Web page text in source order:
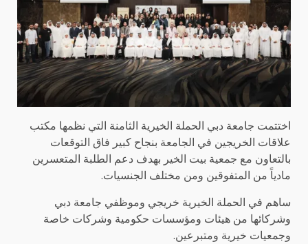
اختتمت جامعة دبي الحملة الخيرية الثامنة التي نظمها مكتب
علاقات الخريجين في الجامعة بنجاح كبير فاق التوقعات
بالتعاون مع جمعية بيت الخير بهدف دعم الطلبة المتعسرين
مادياً من المتفوقين ومن مختلف الجنسيات.
ساهم في الحملة الخيرية خريجي وموظفي جامعة دبي
وشركائها من هيئات ومؤسسات حكومية وشركات خاصة
وجمعيات خيرية ومتبرعين.